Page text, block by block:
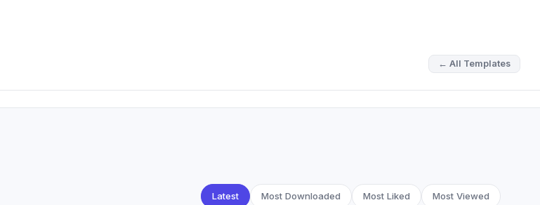
← All Templates
Latest Most Downloaded Most Liked Most Viewed